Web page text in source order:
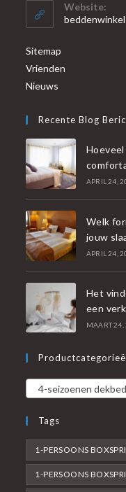
Website:
Sitemap
Vrienden
Nieuws
Recente Blog
APRIL 24,
Welk
jouw
APRIL 24,
Het
een
MAART 24,
4-seizoenen dekbed
Tags
1-PERSOONS
1-PERSOONS